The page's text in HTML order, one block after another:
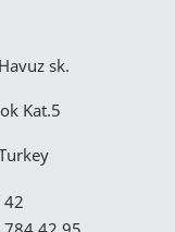
sk.
Kat.5
42